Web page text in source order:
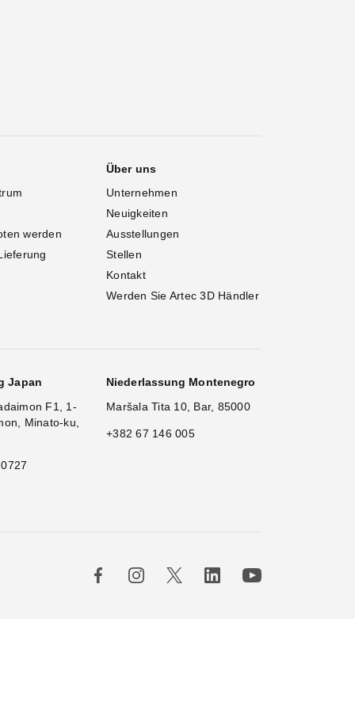
werden
Über uns
Unternehmen
Neuigkeiten
Ausstellungen
Stellen
Kontakt
Werden Sie Artec 3D Händler
Japan
F1, 1-
Minato-ku,
Niederlassung Montenegro
Maršala Tita 10, Bar, 85000
+382 67 146 005